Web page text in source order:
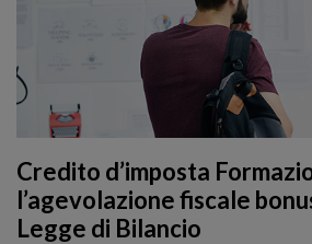
Credito d’imposta
l’agevolazione fiscale
Legge di Bilancio